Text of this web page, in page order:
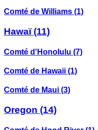
Comté de Williams (1)
Hawaï(11)
Comté d'Honolulu (7)
Comté de Hawaii (1)
Comté de Maui (3)
Oregon (14)